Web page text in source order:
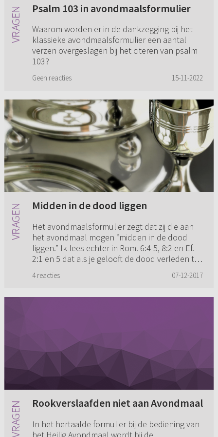
Psalm 103 in avondmaalsformulier
Waarom worden er in de dankzegging bij het
klassieke avondmaalsformulier een aantal
verzen overgeslagen bij het citeren van psalm
103?
Geen reacties 15-11-2022
Midden in de dood liggen
Het avondmaalsformulier zegt dat zij die aan
het avondmaal mogen “midden in de dood
liggen.” Ik lees echter in Rom. 6:4-5, 8:2 en Ef.
2:1 en 5 dat als je gelooft de dood verleden tijd
4 reacties 07-12-2017
Rookverslaafden niet aan Avondmaal
In het hertaalde formulier bij de bediening van